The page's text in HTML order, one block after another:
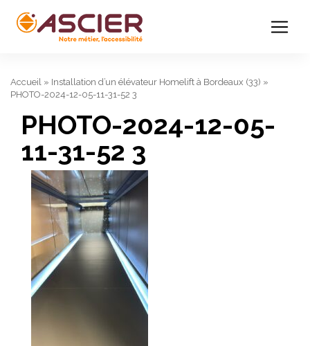
Accueil » Installation d’un élévateur Homelift à Bordeaux (33) »
PHOTO-2024-12-05-11-31-52 3
PHOTO-2024-12-05-
11-31-52 3